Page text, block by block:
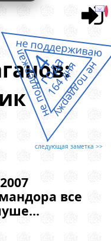
следующая заметка >>
все
не поддержал
не поддерживаю
не поддержу
4
года
164 дня